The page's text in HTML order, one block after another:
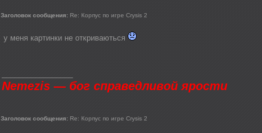
Заголовок сообщения: Re: Корпус по игре Crysis 2
у меня картинки не откриваються
Nemezis — бог справедливой ярости
Заголовок сообщения: Re: Корпус по игре Crysis 2